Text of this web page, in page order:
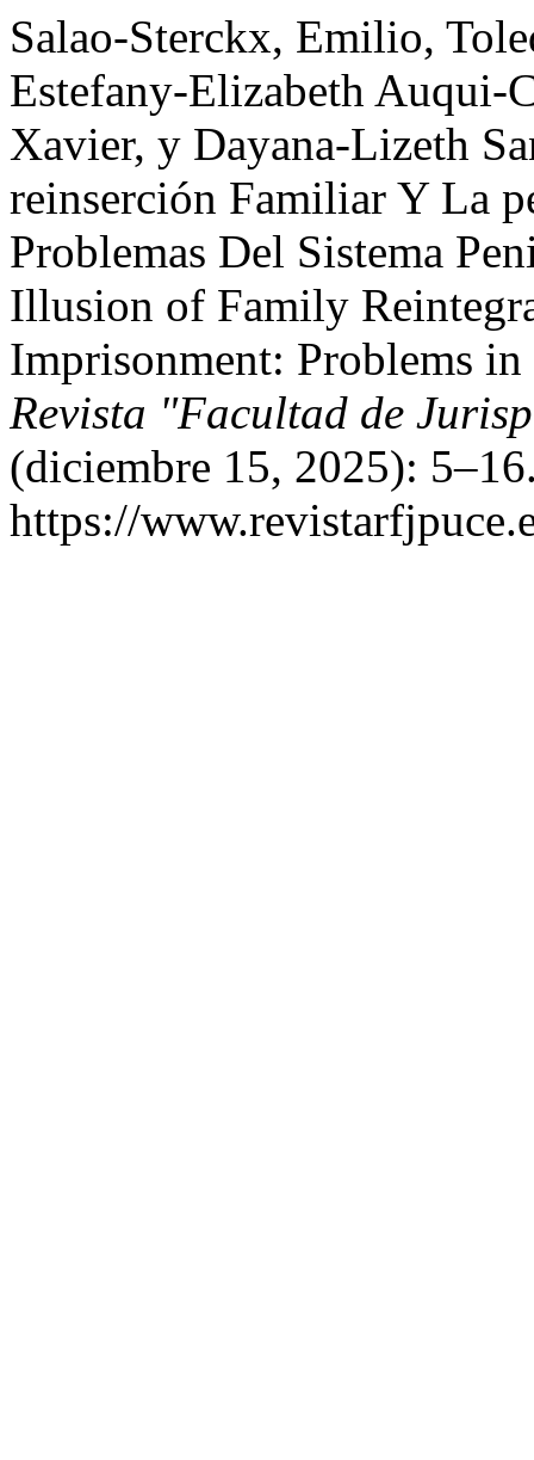
Salao-Sterckx, Emilio,
Estefany-Elizabeth Auqui-
Xavier, y Dayana-Lizeth
reinserción Familiar Y La
Problemas Del Sistema
Illusion of Family
Imprisonment: Problems
Revista "Facultad de
(diciembre 15, 2025):
https://